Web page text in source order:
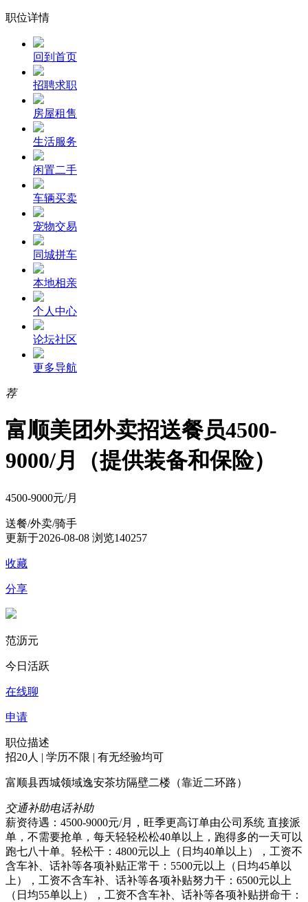
职位详情
回到首页
招聘求职
房屋租售
生活服务
闲置二手
车辆买卖
宠物交易
同城拼车
本地相亲
个人中心
论坛社区
更多导航
荐
富顺美团外卖招送餐员4500-
9000/月（提供装备和保险）
4500-9000元/月
送餐/外卖/骑手
更新于2026-08-08 浏览140257
收藏
分享
范沥元
今日活跃
在线聊
申请
职位描述
招20人 | 学历不限 | 有无经验均可
富顺县西城领域逸安茶坊隔壁二楼（靠近二环路）
交通补助电话补助
薪资待遇：4500-9000元/月，旺季更高订单由公司系统 直接派
单，不需要抢单，每天轻轻松松40单以上，跑得多的一天可以
跑七八十单。轻松干：4800元以上（日均40单以上），工资不
含车补、话补等各项补贴正常干：5500元以上（日均45单以
上），工资不含车补、话补等各项补贴努力干：6500元以上
（日均55单以上），工资不含车补、话补等各项补贴拼命干：